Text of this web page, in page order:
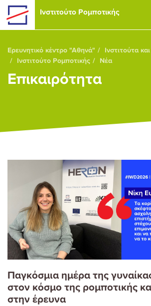
Skip to main content
Ινστιτούτο Ρομποτικής
Ερευνητικό κέντρο "Αθηνά"
Ινστιτούτα
Ινστιτούτο Ρομποτικής
Νέα
Επικαιρότητα
Παγκόσμια ημέρα της
στον κόσμο της ρομποτικής
στην έρευνα